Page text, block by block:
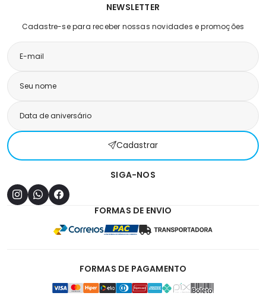
NEWSLETTER
Cadastre-se para receber nossas novidades e promoções
Cadastrar
SIGA-NOS
FORMAS DE ENVIO
FORMAS DE PAGAMENTO